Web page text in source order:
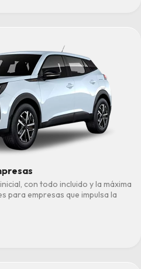
con todo incluido y la máxima
para empresas que impulsa la